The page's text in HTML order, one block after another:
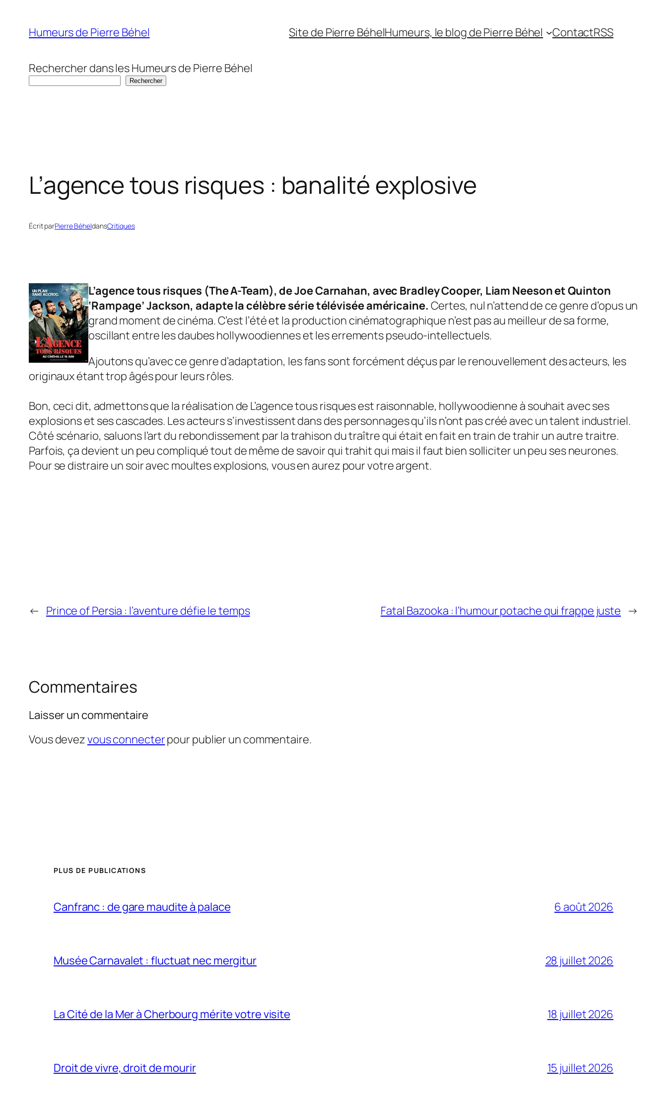
contenu
Humeurs de Pierre Béhel Site de Pierre BéhelHumeurs, le blog de Pierre Béhel ContactRSS
Rechercher dans les Humeurs de Pierre Béhel
Rechercher
L’agence tous risques : banalité explosive
Écrit parPierre BéheldansCritiques
L’agence tous risques (The A-Team), de Joe Carnahan, avec Bradley Cooper, Liam Neeson et Quinton
‘Rampage’ Jackson, adapte la célèbre série télévisée américaine. Certes, nul n’attend de ce genre d’opus un
grand moment de cinéma. C’est l’été et la production cinématographique n’est pas au meilleur de sa forme,
oscillant entre les daubes hollywoodiennes et les errements pseudo-intellectuels.
Ajoutons qu’avec ce genre d’adaptation, les fans sont forcément déçus par le renouvellement des acteurs, les
originaux étant trop âgés pour leurs rôles.
Bon, ceci dit, admettons que la réalisation de L’agence tous risques est raisonnable, hollywoodienne à souhait avec ses
explosions et ses cascades. Les acteurs s’investissent dans des personnages qu’ils n’ont pas créé avec un talent industriel.
Côté scénario, saluons l’art du rebondissement par la trahison du traître qui était en fait en train de trahir un autre traitre.
Parfois, ça devient un peu compliqué tout de même de savoir qui trahit qui mais il faut bien solliciter un peu ses neurones.
Pour se distraire un soir avec moultes explosions, vous en aurez pour votre argent.
← Prince of Persia : l’aventure défie le temps Fatal Bazooka : l’humour potache qui frappe juste →
Commentaires
Laisser un commentaire
Vous devezvous connecterpour publier un commentaire.
PLUS DE PUBLICATIONS
Canfranc : de gare maudite à palace 6 août 2026
Musée Carnavalet : fluctuat nec mergitur 28 juillet 2026
La Cité de la Mer à Cherbourg mérite votre visite 18 juillet 2026
Droit de vivre, droit de mourir 15 juillet 2026